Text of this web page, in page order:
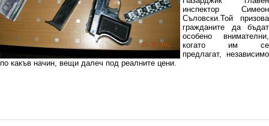
инспектор Симеон
Съловски.Той призова
гражданите да бъдат
особено внимателни,
когато им се
предлагат, независимо
по какъв начин, вещи далеч под реалните цени.